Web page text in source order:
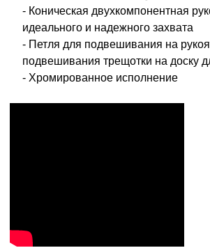
- Коническая двухкомпонентная
идеального и надежного захвата
- Петля для подвешивания на
подвешивания трещотки на доску
- Хромированное исполнение